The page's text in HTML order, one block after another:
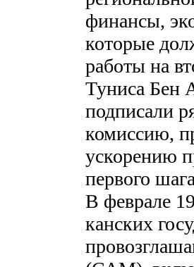
финансы,
которые
работы на
Туниса Бен
подписали
комиссию,
ускорению
первого
В феврале
канских